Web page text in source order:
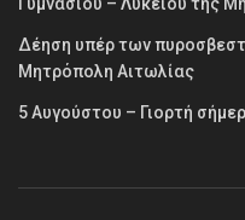
Δέηση υπέρ των
Μητρόπολη Αιτωλίας
5 Αυγούστου – Γιορτή